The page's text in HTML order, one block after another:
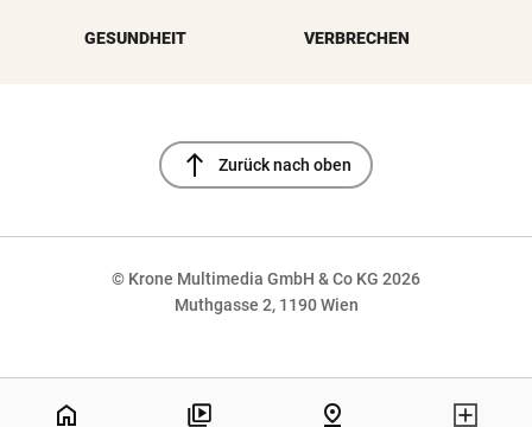
GESUNDHEIT VERBRECHEN
north Zurück nach oben
© Krone Multimedia GmbH & Co KG 2026
Muthgasse 2, 1190 Wien
home pin_drop
NaN%